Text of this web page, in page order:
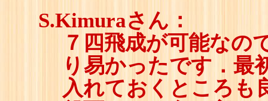
S.Kimuraさん：
７四飛成が可能なの
り易かったです．最
入れておくところも